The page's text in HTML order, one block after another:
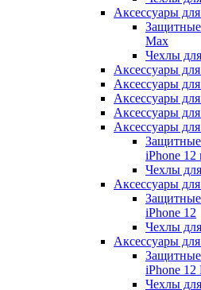
Аксессуары
Защитные
Max
Чехлы
Аксессуары
Аксессуары
Аксессуары
Аксессуары
Аксессуары
Защитные
iPhone 12
Чехлы
Аксессуары
Защитные
iPhone 12
Чехлы
Аксессуары
Защитные
iPhone 12
Чехлы